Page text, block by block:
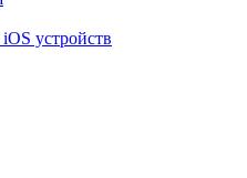
устройств